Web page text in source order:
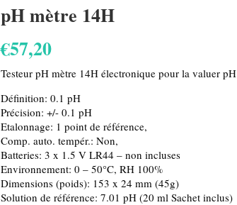
pH mètre 14H
€57,20
Testeur pH mètre 14H électronique pour la valuer pH
Définition: 0.1 pH
Précision: +/- 0.1 pH
Etalonnage: 1 point de référence,
Comp. auto. tempér.: Non,
Batteries: 3 x 1.5 V LR44 – non incluses
Environnement: 0 – 50°C, RH 100%
Dimensions (poids): 153 x 24 mm (45g)
Solution de référence: 7.01 pH (20 ml Sachet inclus)